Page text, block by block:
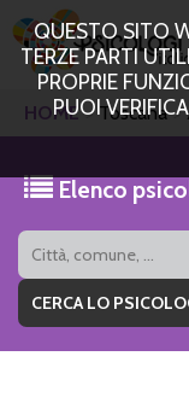
QUESTO SITO
TERZE PARTI
PROPRIE
PUOI
HOME Toscana
Elenco